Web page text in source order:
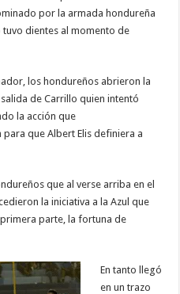
por la armada hondureña
dientes al momento de
los hondureños abrieron la
de Carrillo quien intentó
la acción que
que Albert Elis definiera a
que al verse arriba en el
la iniciativa a la Azul que
parte, la fortuna de
En tanto llegó
en un trazo